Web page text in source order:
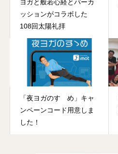
ヨガと般若心経とパーカ
ッションがコラボした
108回太陽礼拝
「夜ヨガのすゝめ」キャ
ンペーンコード用意しま
した！